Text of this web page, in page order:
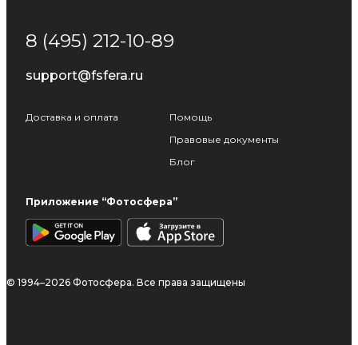
8 (495) 212-10-89
support@fsfera.ru
Доставка и оплата
Помощь
Правовые документы
Блог
Приложение “Фотосфера”
© 1994–2026 Фотосфера. Все права защищены